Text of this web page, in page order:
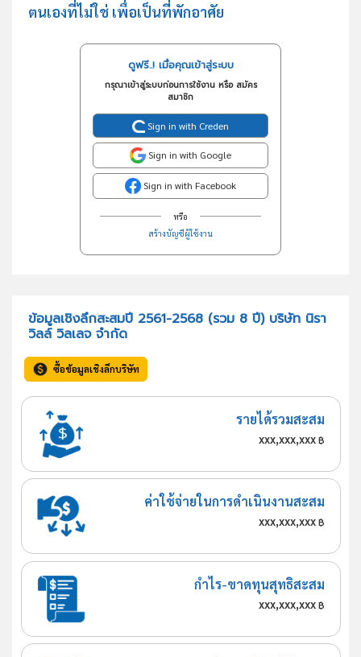
ตนเองที่ไม่ใช่ เพื่อเป็นที่พักอาศัย
ดูฟรี..! เมื่อคุณเข้าสู่ระบบ
กรุณาเข้าสู่ระบบก่อนการใช้งาน หรือ สมัคร
สมาชิก
Sign in with Creden
Sign in with Google
Sign in with Facebook
หรือ
สร้างบัญชีผู้ใช้งาน
ข้อมูลเชิงลึกสะสมปี 2561-2568 (รวม 8 ปี) บริษัท นิรา
วิลล์ วิลเลจ จำกัด
ซื้อข้อมูลเชิงลึกบริษัท
รายได้รวมสะสม
xxx,xxx,xxx฿
ค่าใช้จ่ายในการดำเนินงานสะสม
xxx,xxx,xxx฿
กำไร-ขาดทุนสุทธิสะสม
xxx,xxx,xxx฿